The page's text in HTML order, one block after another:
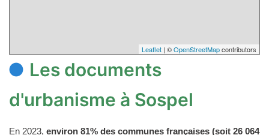
Leaflet | ©OpenStreetMapcontributors
Les documents
d'urbanisme à Sospel
En 2023, environ 81% des communes françaises (soit 26 064